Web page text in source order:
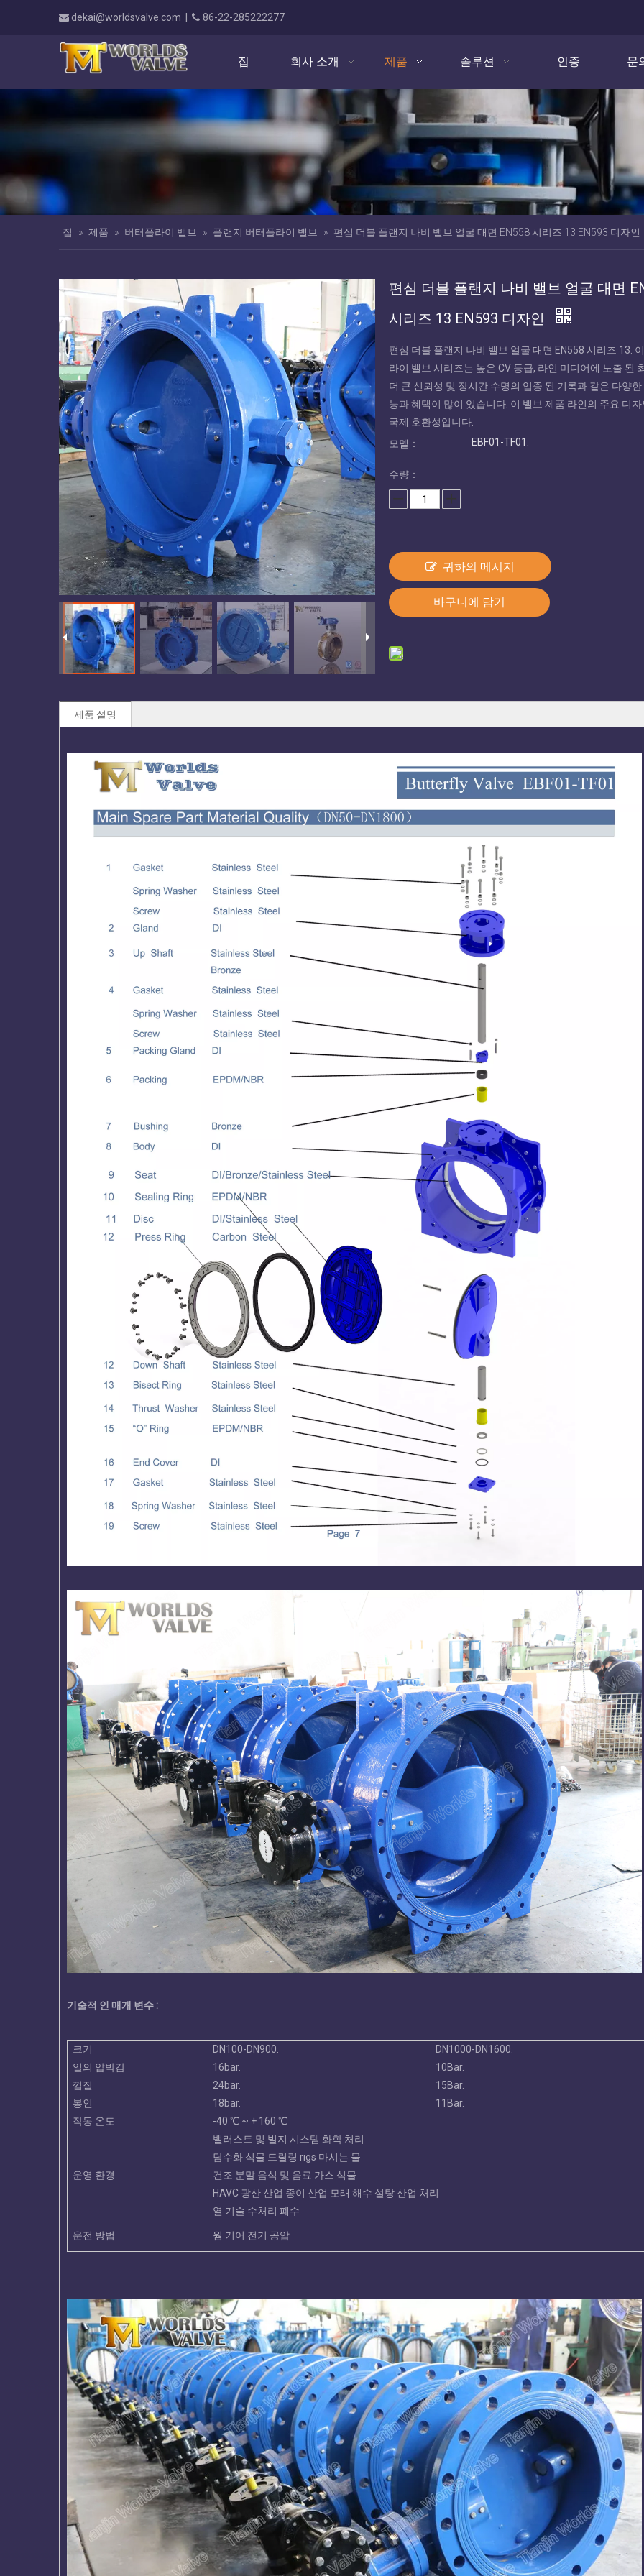
 dekai@worldsvalve.com  86-22-285222277
집 회사 소개 제품 솔루션 인증 문
집 » 제품 » 버터플라이 밸브 » 플랜지 버터플라이 밸브 » 편심 더블 플랜지 나비 밸브 얼굴 대면 EN558 시리즈 13 EN593 디자인
편심 더블 플랜지 나비 밸브 얼굴 대면
시리즈 13 EN593 디자인
편심 더블 플랜지 나비 밸브 얼굴 대면 EN558 시리즈 13.
라이 밸브 시리즈는 높은 CV 등급, 라인 미디어에 노출 된
더 큰 신뢰성 및 장시간 수명의 입증 된 기록과 같은 다양한
능과 혜택이 많이 있습니다. 이 밸브 제품 라인의 주요 디
국제 호환성입니다.
모델：
EBF01-TF01.
수량：
귀하의 메시지
바구니에 담기
제품 설명
기술적 인 매개 변수 :
크기 DN100-DN900.
DN1000-DN1600.
일의 압박감
16bar.
10Bar.
껍질
24bar.
15Bar.
봉인
18bar.
11Bar.
작동 온도
-40 ℃ ~ + 160 ℃
운영 환경
밸러스트 및 빌지 시스템 화학 처리
담수화 식물 드릴링 rigs 마시는 물
건조 분말 음식 및 음료 가스 식물
HAVC 광산 산업 종이 산업 모래 해수 설탕 산업 처리
열 기술 수처리 폐수
운전 방법 웜 기어 전기 공압
전체 PFA 라이닝 웨이퍼 LUG 이중 플랜
지 U 섹션 버터 플라이 밸브
EPDM/NBR/VITON /BUNA 코팅 디스
크 그루브 엔드 버터플라이 밸브
교체 가능한 고무 시트가있는 AWWA
C504 이중 플랜지 버터 플라이 밸브
전체